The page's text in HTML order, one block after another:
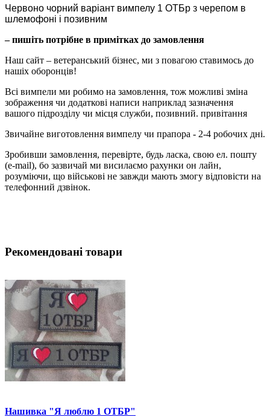
Червоно чорний варіант вимпелу 1 ОТБр з черепом в
шлемофоні і позивним
– пишіть потрібне в примітках до замовлення
Наш сайт – ветеранський бізнес, ми з повагою ставимось до
нашіх оборонців!
Всі вимпели ми робимо на замовлення, тож можливі зміна
зображення чи додаткові написи наприклад зазначення
вашого підрозділу чи місця служби, позивний. привітання
Звичайне виготовлення вимпелу чи прапора - 2-4 робочих дні.
Зробивши замовлення, перевірте, будь ласка, свою ел. пошту
(e-mail), бо зазвичай ми висилаємо рахунки он лайн,
розуміючи, що військові не завжди мають змогу відповісти на
телефонний дзвінок.
Рекомендовані товари
Нашивка "Я люблю 1 ОТБР"